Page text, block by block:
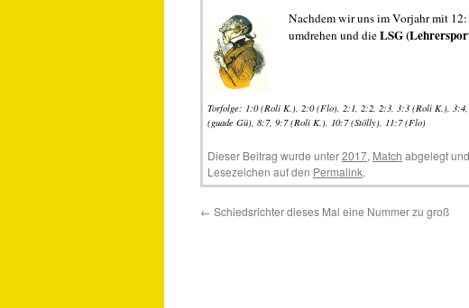
Nachdem wir uns im Vorjahr mit
umdrehen und dieLSG
Torfolge: 1:0 (Roli K.), 2:0 (Flo), 2:1, 2:2, 2:3, 3:3 (Roli K.),
(guade Gü), 8:7, 9:7 (Roli K.), 10:7 (Stölly), 11:7 (Flo)
Dieser Beitrag wurde unter2017, Match abgelegt
Lesezeichen auf den Permalink.
← Schiedsrichter dieses Mal eine Nummer zu groß